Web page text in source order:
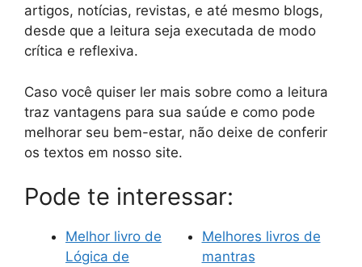
artigos, notícias, revistas, e até mesmo blogs,
desde que a leitura seja executada de modo
crítica e reflexiva.
Caso você quiser ler mais sobre como a leitura
traz vantagens para sua saúde e como pode
melhorar seu bem-estar, não deixe de conferir
os textos em nosso site.
Pode te interessar:
Melhor livro de
Lógica de
Melhores livros de
mantras